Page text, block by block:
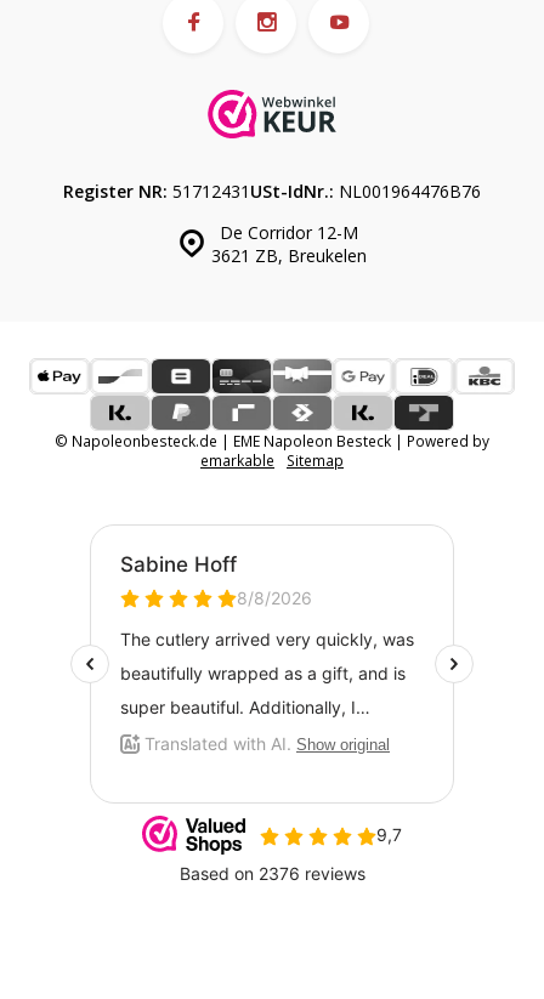
De Corridor 12-M
3621 ZB, Breukelen
Register NR: 51712431 USt-IdNr.: NL001964476B76
© Napoleonbesteck.de | EME Napoleon Besteck | Powered by
emarkable
Sitemap